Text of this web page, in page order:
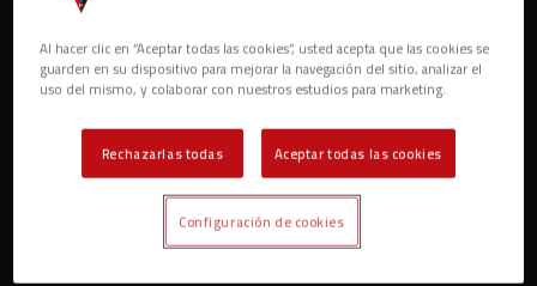
Al hacer clic en “Aceptar todas las cookies”, usted acepta que las cookies se
guarden en su dispositivo para mejorar la navegación del sitio, analizar el
uso del mismo, y colaborar con nuestros estudios para marketing.
Rechazarlas todas Aceptar todas las cookies
Configuración de cookies